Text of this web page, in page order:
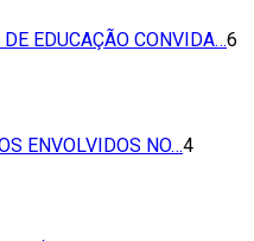
EDUCAÇÃO CONVIDA…6
ENVOLVIDOS NO…4